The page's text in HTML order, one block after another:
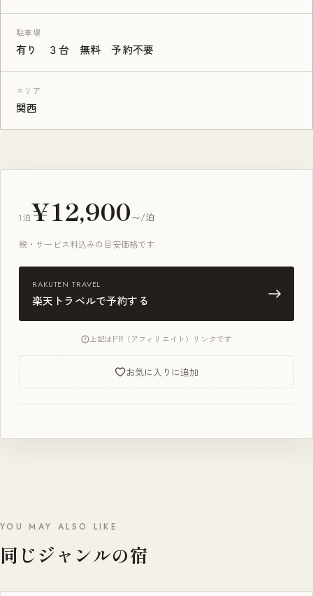
駐車場
有り ３台 無料 予約不要
エリア
関西
1泊¥12,900〜/泊
税・サービス料込みの目安価格です
RAKUTEN TRAVEL
楽天トラベルで予約する
上記はPR（アフィリエイト）リンクです
お気に入りに追加
YOU MAY ALSO LIKE
同じジャンルの宿